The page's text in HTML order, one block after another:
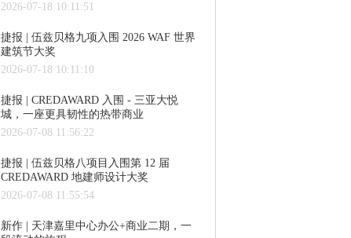
2026-07-18 10:11:51
捷报 | 伍兹贝格九项入围 2026 WAF 世界
建筑节大奖
2026-07-18 10:11:10
捷报 | CREDAWARD 入围 - 三亚大悦
城，一座更具韧性的热带商业
2026-07-08 11:56:22
捷报 | 伍兹贝格八项目入围第 12 届
CREDAWARD 地建师设计大奖
2026-07-08 11:55:54
新作 | 天津嘉里中心办公+商业二期，一